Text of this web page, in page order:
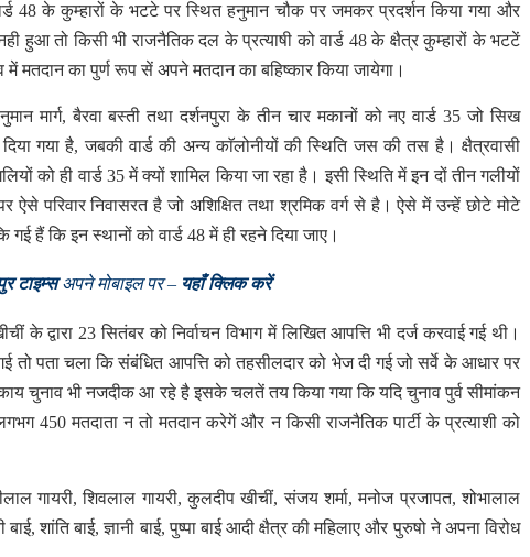
48 के कुम्हारों के भटटे पर स्थित हनुमान चौक पर जमकर प्रदर्शन किया गया और
हुआ तो किसी भी राजनैतिक दल के प्रत्याषी को वार्ड 48 के क्षैत्र कुम्हारों के भटटें
मतदान का पुर्ण रूप सें अपने मतदान का बहिष्कार किया जायेगा।
मार्ग, बैरवा बस्ती तथा दर्शनपुरा के तीन चार मकानों को नए वार्ड 35 जो सिख
गया है, जबकी वार्ड की अन्य काॅलोनीयों की स्थिति जस की तस है। क्षैत्रवासी
को ही वार्ड 35 में क्यों शामिल किया जा रहा है। इसी स्थिति में इन दों तीन गलीयों
परिवार निवासरत है जो अशिक्षित तथा श्रमिक वर्ग से है। ऐसे में उन्हें छोटे मोटे
गई हैं कि इन स्थानों को वार्ड 48 में ही रहने दिया जाए।
टाइम्सअपने मोबाइल पर – यहाँ क्लिक करें
के द्वारा 23 सितंबर को निर्वाचन विभाग में लिखित आपत्ति भी दर्ज करवाई गई थी।
तो पता चला कि संबंधित आपत्ति को तहसीलदार को भेज दी गई जो सर्वे के आधार पर
चुनाव भी नजदीक आ रहे है इसके चलतें तय किया गया कि यदि चुनाव पुर्व सीमांकन
450 मतदाता न तो मतदान करेगें और न किसी राजनैतिक पार्टी के प्रत्याशी को
गायरी, शिवलाल गायरी, कुलदीप खीचीं, संजय शर्मा, मनोज प्रजापत, शोभालाल
शांति बाई, ज्ञानी बाई, पुष्पा बाई आदी क्षैत्र की महिलाए और पुरुषो ने अपना विरोध